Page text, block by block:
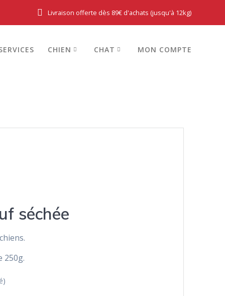
Livraison offerte dès 89€ d'achats (jusqu'à 12kg)
CHIEN CHAT MON COMPTE
séchée
250g.